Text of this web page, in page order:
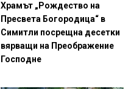
Храмът „Рождество на
Пресвета Богородица“ в
Симитли посрещна десетки
вярващи на Преображение
Господне